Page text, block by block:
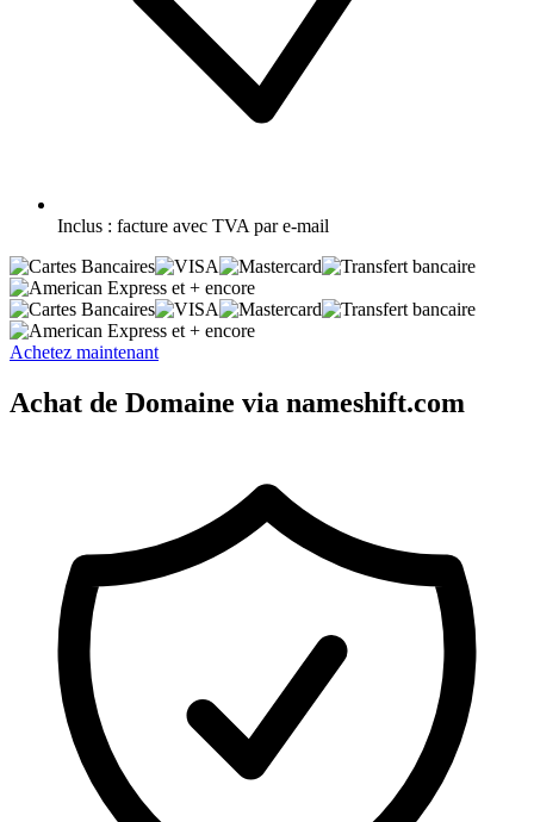
Inclus : facture avec TVA par e-mail
et + encore
et + encore
Achetez maintenant
Achat de Domaine via nameshift.com